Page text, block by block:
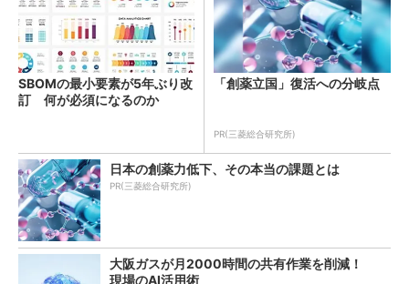
SBOMの最小要素が5年ぶり改
訂 何が必須になるのか
「創薬立国」復活への分岐点
PR(三菱総合研究所)
日本の創薬力低下、その本当の課題とは
PR(三菱総合研究所)
大阪ガスが月2000時間の共有作業を削減！
現場のAI活用術